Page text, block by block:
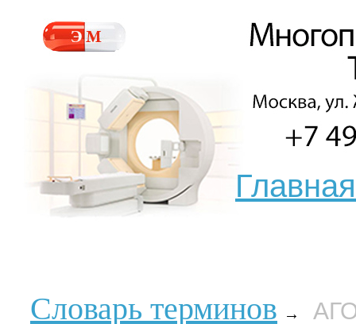
Главная
Словарь терминов →